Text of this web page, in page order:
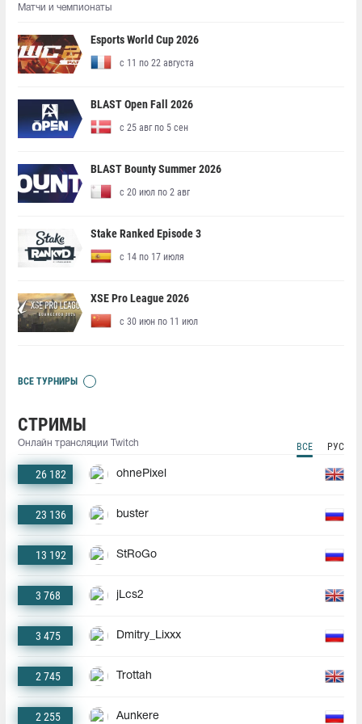
Матчи и чемпионаты
Esports World Cup 2026
с 11 по 22 августа
BLAST Open Fall 2026
с 25 авг по 5 сен
BLAST Bounty Summer 2026
с 20 июл по 2 авг
Stake Ranked Episode 3
с 14 по 17 июля
XSE Pro League 2026
с 30 июн по 11 июл
ВСЕ ТУРНИРЫ
СТРИМЫ
Онлайн трансляции Twitch ВСЕ РУС
26 182 ohnePixel
23 136 buster
13 192 StRoGo
3 768 jLcs2
3 475 Dmitry_Lixxx
2 745 Trottah
2 255 Aunkere